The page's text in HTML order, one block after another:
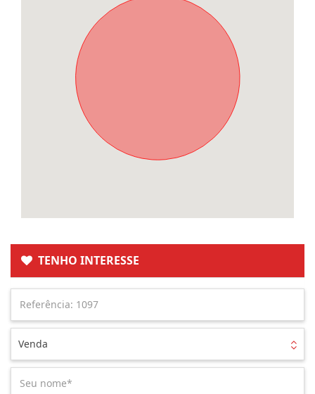
TENHO INTERESSE
Venda